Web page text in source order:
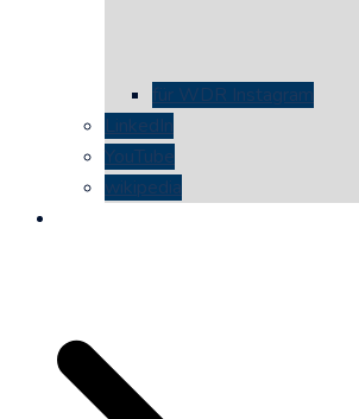
für WDR Instagram
LinkedIn
YouTube
wikipedia